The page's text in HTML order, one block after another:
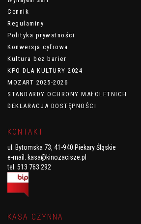
Cennik
Regulaminy
Polityka prywatności
Konwersja cyfrowa
Kultura bez barier
KPO DLA KULTURY 2024
MOZART 2025-2026
STANDARDY OCHRONY MAŁOLETNICH
DEKLARACJA DOSTĘPNOŚCI
KONTAKT
ul. Bytomska 73, 41-940 Piekary Śląskie
e-mail: kasa@kinozacisze.pl
tel. 513 763 292
KASA CZYNNA